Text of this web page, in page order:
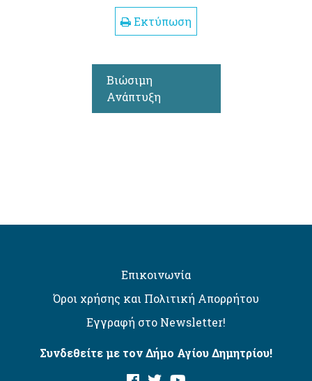
Εκτύπωση
Βιώσιμη
Ανάπτυξη
Επικοινωνία
Όροι χρήσης και Πολιτική Απορρήτου
Εγγραφή στο Newsletter!
Συνδεθείτε με τον Δήμο Αγίου Δημητρίου!